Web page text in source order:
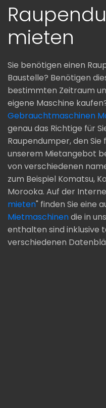
mieten
Sie benötigen einen
Baustelle? Benötigen
bestimmten Zeitraum
eigene Maschine
Gebrauchtmaschinen
genau das Richtige für
Raupendumper, den
unserem Mietangebot
von verschiedenen
zum Beispiel Komatsu,
Morooka. Auf der
mieten" finden Sie eine
Mietmaschinendie in
enthalten sind inklusive
verschiedenen